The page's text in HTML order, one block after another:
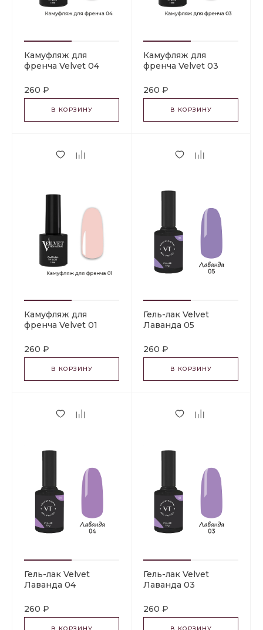
Камуфляж для
френча Velvet 04
260 ₽
В КОРЗИНУ
Камуфляж для
френча Velvet 03
260 ₽
В КОРЗИНУ
Камуфляж для
френча Velvet 01
260 ₽
В КОРЗИНУ
Гель-лак Velvet
Лаванда 05
260 ₽
В КОРЗИНУ
Гель-лак Velvet
Лаванда 04
260 ₽
Гель-лак Velvet
Лаванда 03
260 ₽